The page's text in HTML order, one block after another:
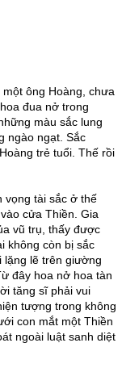
ông Hoàng, chưa
đua nở trong
màu sắc lung
ngào ngạt. Sắc
trẻ tuổi. Thế rồi
vọng tài sắc ở thế
cửa Thiền. Gia
vũ trụ, thấy được
không còn bị sắc
lặng lẽ trên giường
đây hoa nở hoa tàn
tăng sĩ phải vui
tượng trong không
con mắt một Thiền
ngoài luật sanh diệt